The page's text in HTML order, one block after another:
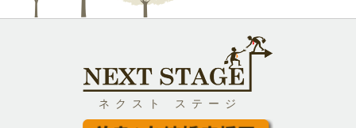
ネクスト ステージ